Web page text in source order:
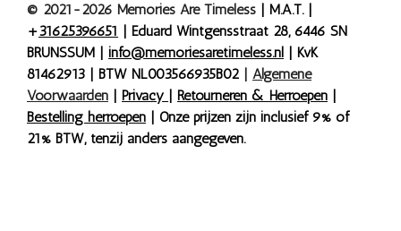
© 2021-2026 Memories Are Timeless | M.A.T. |
+31625396651
| Eduard Wintgensstraat 28, 6446 SN
BRUNSSUM | info@memoriesaretimeless.nl
| KvK
81462913 | BTW NL003566935B02
Algemene
Voorwaarden
Privacy Retourneren & Herroepen
Bestelling herroepen | Onze prijzen zijn inclusief 9% of
21% BTW, tenzij anders aangegeven.